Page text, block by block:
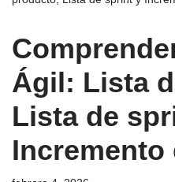
Ágil: Lista
Lista de